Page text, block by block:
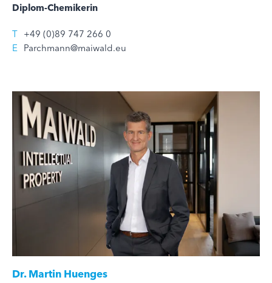
Diplom-Chemikerin
T +49 (0)89 747 266 0
E
Parchmann@maiwald.eu
Dr.Martin Huenges